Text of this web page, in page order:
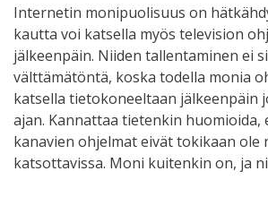
Internetin monipuolisuus on
kautta voi katsella myös television
jälkeenpäin. Niiden tallentaminen ei
välttämätöntä, koska todella monia
katsella tietokoneeltaan jälkeenpäin
ajan. Kannattaa tietenkin huomioida,
kanavien ohjelmat eivät tokikaan ole
katsottavissa. Moni kuitenkin on, ja